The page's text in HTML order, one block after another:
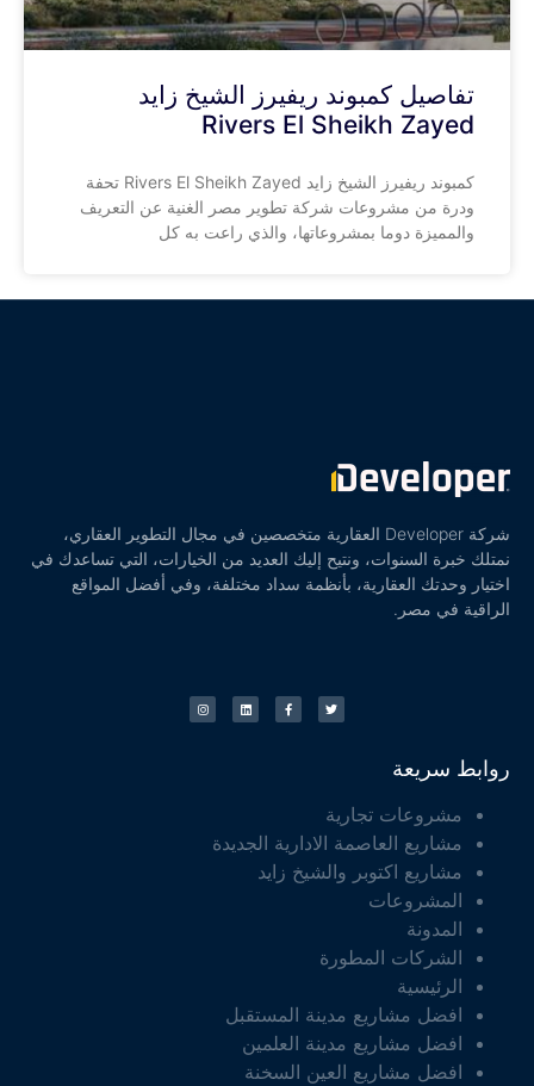
تفاصيل كمبوند ريفيرز الشيخ زايد
Rivers El Sheikh Zayed
كمبوند ريفيرز الشيخ زايد Rivers El Sheikh Zayed تحفة
ودرة من مشروعات شركة تطوير مصر الغنية عن التعريف
والمميزة دوما بمشروعاتها، والذي راعت به كل
شركة Developer العقارية متخصصين في مجال التطوير العقاري،
نمتلك خبرة السنوات، ونتيح إليك العديد من الخيارات، التي تساعدك في
اختيار وحدتك العقارية، بأنظمة سداد مختلفة، وفي أفضل المواقع
الراقية في مصر.
روابط سريعة
مشروعات تجارية
مشاريع العاصمة الادارية الجديدة
مشاريع اكتوبر والشيخ زايد
المشروعات
المدونة
الشركات المطورة
الرئيسية
افضل مشاريع مدينة المستقبل
افضل مشاريع مدينة العلمين
افضل مشاريع العين السخنة